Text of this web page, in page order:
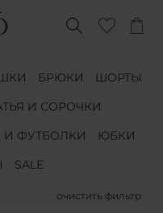
БРЮКИ
ШОРТЫ
И СОРОЧКИ
ФУТБОЛКИ
ЮБКИ
SALE
очистить фильтр